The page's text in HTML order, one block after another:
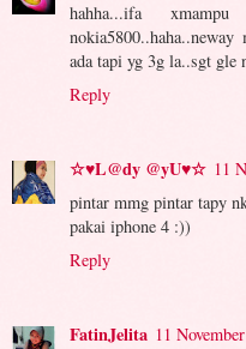
hahha...ifa
ada tapi yg 3g la..sgt gle
Reply
☆♥L@dy @yU♥☆ 11
pintar mmg pintar tapy
pakai iphone 4 :))
Reply
FatinJelita 11